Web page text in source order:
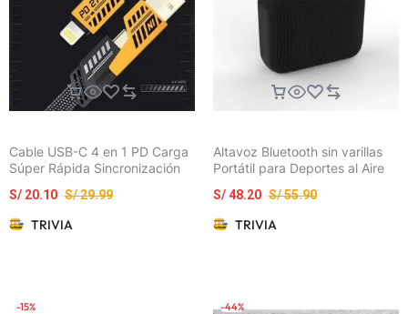
Cable USB-C 4 en 1 PD Carga
Súper Rápida Sincronización
S/29.99
S/ 20.10
TRIVIA
Altavoz Bluetooth sin varillas
Portátil para Deportes al Aire
S/55.90
S/48.20
TRIVIA
-15% -44%